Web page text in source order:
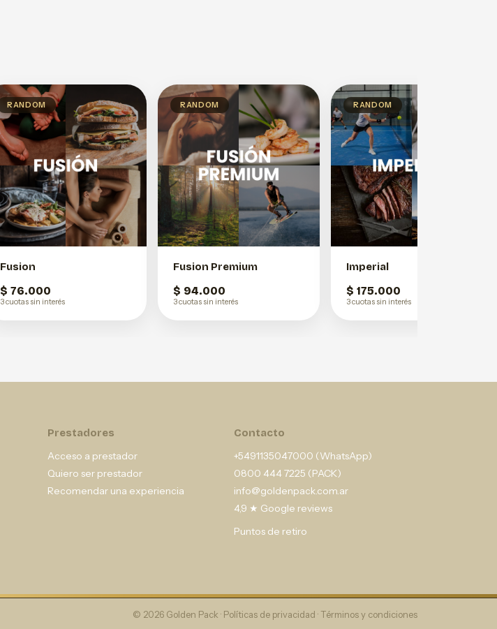
RANDOM
Fusion
$ 76.000
3 cuotas sin interés
RANDOM
Fusion Premium
$ 94.000
3 cuotas sin interés
RANDOM
Imperial
$ 175.000
3 cuotas sin interés
Prestadores
Acceso a prestador
Quiero ser prestador
Recomendar una experiencia
Contacto
+5491135047000 (WhatsApp)
0800 444 7225 (PACK)
info@goldenpack.com.ar
4,9 ★ Google reviews
Puntos de retiro
© 2026 Golden Pack · Políticas de privacidad · Términos y condiciones